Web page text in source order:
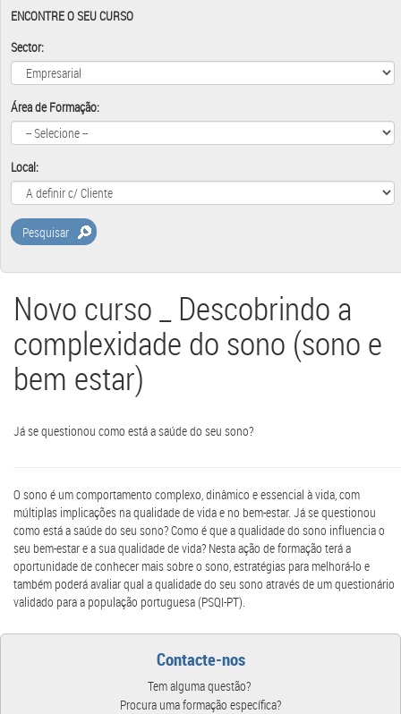
ENCONTRE O SEU CURSO
Sector:
Área de Formação:
Local:
Pesquisar
Novo curso _ Descobrindo a
complexidade do sono (sono e
bem estar)
Já se questionou como está a saúde do seu sono?
O sono é um comportamento complexo, dinâmico e essencial à vida, com
múltiplas implicações na qualidade de vida e no bem-estar. Já se questionou
como está a saúde do seu sono? Como é que a qualidade do sono influencia o
seu bem-estar e a sua qualidade de vida? Nesta ação de formação terá a
oportunidade de conhecer mais sobre o sono, estratégias para melhorá-lo e
também poderá avaliar qual a qualidade do seu sono através de um questionário
validado para a população portuguesa (PSQI-PT).
Contacte-nos
Tem alguma questão?
Procura uma formação específica?